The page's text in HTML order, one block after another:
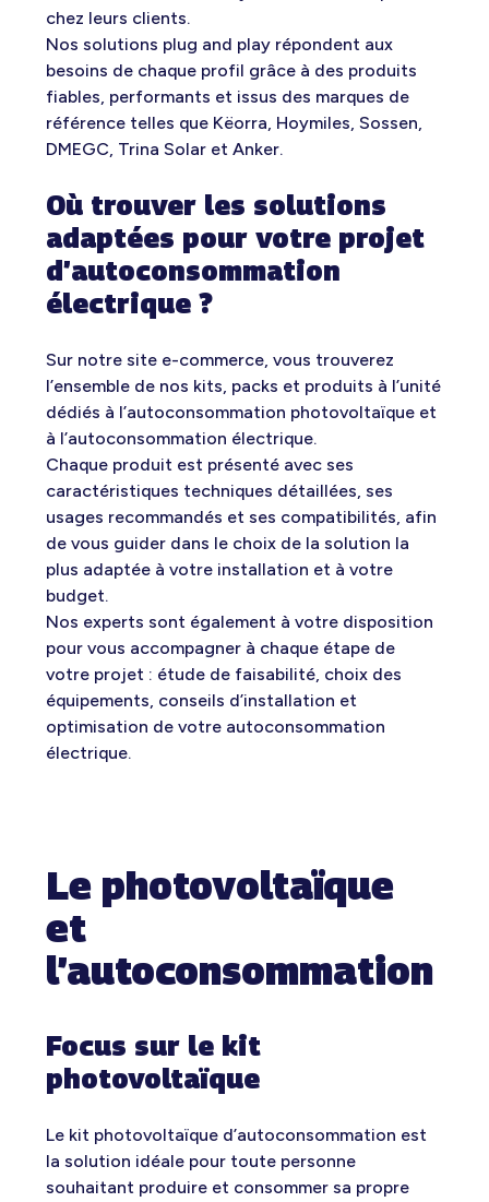
chez leurs clients.
Nos solutions plug and play répondent aux
besoins de chaque profil grâce à des produits
fiables, performants et issus des marques de
référence telles que Këorra, Hoymiles, Sossen,
DMEGC, Trina Solar et Anker.
Où trouver les solutions
adaptées pour votre projet
d’autoconsommation
électrique ?
Sur notre site e-commerce, vous trouverez
l’ensemble de nos kits, packs et produits à l’unité
dédiés à l’autoconsommation photovoltaïque et
à l’autoconsommation électrique.
Chaque produit est présenté avec ses
caractéristiques techniques détaillées, ses
usages recommandés et ses compatibilités, afin
de vous guider dans le choix de la solution la
plus adaptée à votre installation et à votre
budget.
Nos experts sont également à votre disposition
pour vous accompagner à chaque étape de
votre projet : étude de faisabilité, choix des
équipements, conseils d’installation et
optimisation de votre autoconsommation
électrique.
Le photovoltaïque
et
l’autoconsommation
Focus sur le kit
photovoltaïque
Le kit photovoltaïque d’autoconsommation est
la solution idéale pour toute personne
souhaitant produire et consommer sa propre